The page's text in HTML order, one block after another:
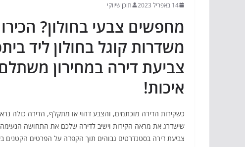
14 באפריל 2023 תוכן שיווקי
מחפשים צבעי בחולון?
משדרות קוגל בחולון ליד
צביעת דירה במחירון
איכות!
כשקירות הדירה מוכתמים, והצבע דהוי או מתקלף, הדירה כולה
שישדרג את מראה הקירות וישיב לדירה שלכם את התחושה הנעימה
צביעת דירה בסטנדרטים גבוהים תוך הקפדה על הפרטים הקטנים